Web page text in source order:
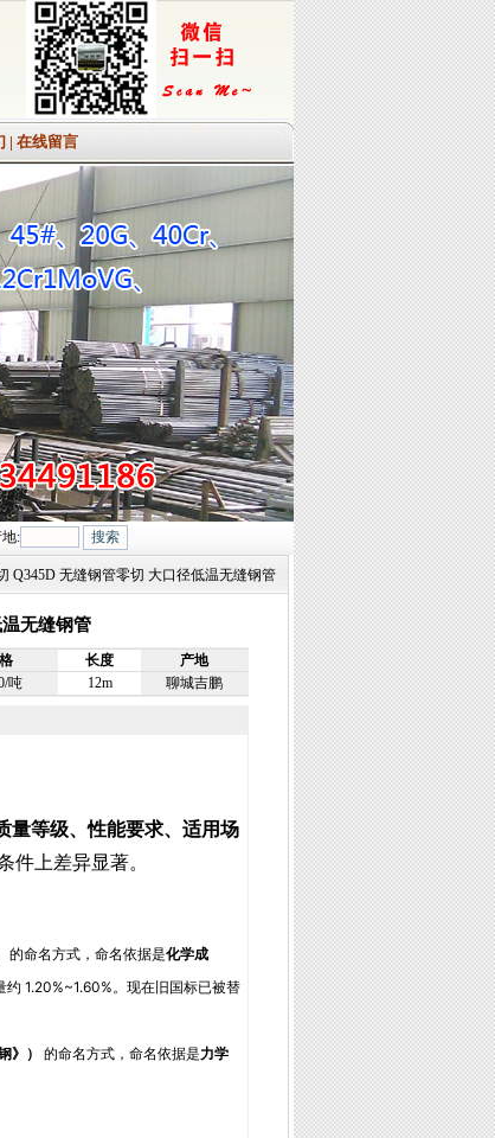
| 在线留言
地:
Q345D 无缝钢管零切 大口径低温无缝钢管
无缝钢管
长度
产地
吨 12m 聊城吉鹏
量等级、性能要求、适用场
上差异显著。
的命名方式，命名依据是化学成
约 1.20%~1.60%。现在旧国标已被替
》） 的命名方式，命名依据是力学